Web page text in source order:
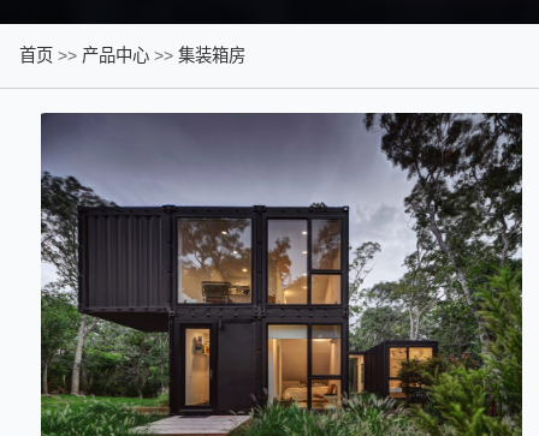
首页 >> 产品中心 >> 集装箱房